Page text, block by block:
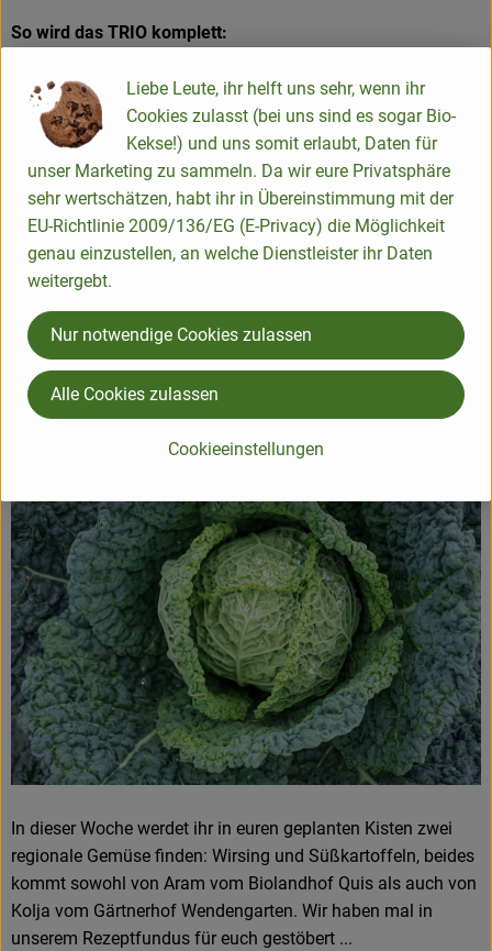
So wird das TRIO komplett:
Hof
Dieser Gouda ist ein vollmundig-cremiger Schnittkäse mit
feiner Basilikumnote, macht sich auch prima auf einer
Käseplatte. Wir bekommen ihn als Eigenprodukt von
unserem Großhändler Weiling, produziert hat ihn der
Hamfelder Hof, eine Bauerngemeinschaft aus dem
Herzogtum Lauenburg.
Käsekiste Trio im Shop
In dieser Woche werdet ihr in euren geplanten Kisten zwei
regionale Gemüse finden: Wirsing und Süßkartoffeln, beides
kommt sowohl von Aram vom Biolandhof Quis als auch von
Kolja vom Gärtnerhof Wendengarten. Wir haben mal in
unserem Rezeptfundus für euch gestöbert ...
Liebe Leute, ihr helft uns sehr, wenn ihr
Cookies zulasst (bei uns sind es sogar Bio-
Kekse!) und uns somit erlaubt, Daten für
unser Marketing zu sammeln. Da wir eure Privatsphäre
sehr wertschätzen, habt ihr in Übereinstimmung mit der
EU-Richtlinie 2009/136/EG (E-Privacy) die Möglichkeit
genau einzustellen, an welche Dienstleister ihr Daten
weitergebt.
Cookieeinstellungen
Nur notwendige Cookies zulassen
Alle Cookies zulassen